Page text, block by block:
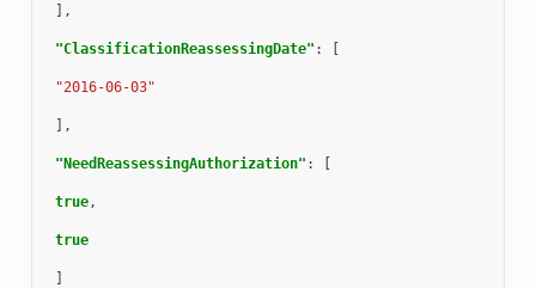
],
"ClassificationReassessingDate" : [
"2016-06-03"
],
"NeedReassessingAuthorization" : [
true,
true
]